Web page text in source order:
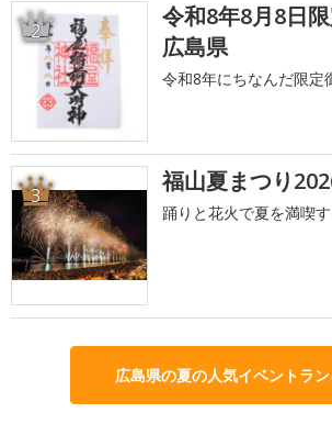
2
令和8年8月8日
広島県
令和8年にちなんだ限定
3 福山夏まつり
踊りと花火で夏を満喫
広島県の夏の人気イベントラ